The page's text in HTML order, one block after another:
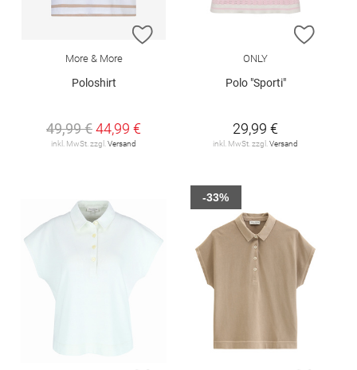
ZUR WUNSCHLISTE HINZUFÜGEN
More & More
Poloshirt
49,99 €44,99 €
inkl. MwSt. zzgl.Versand
ZUR
ONLY
Polo "Sporti"
29,99 €
inkl. MwSt. zzgl.Versand
-33%